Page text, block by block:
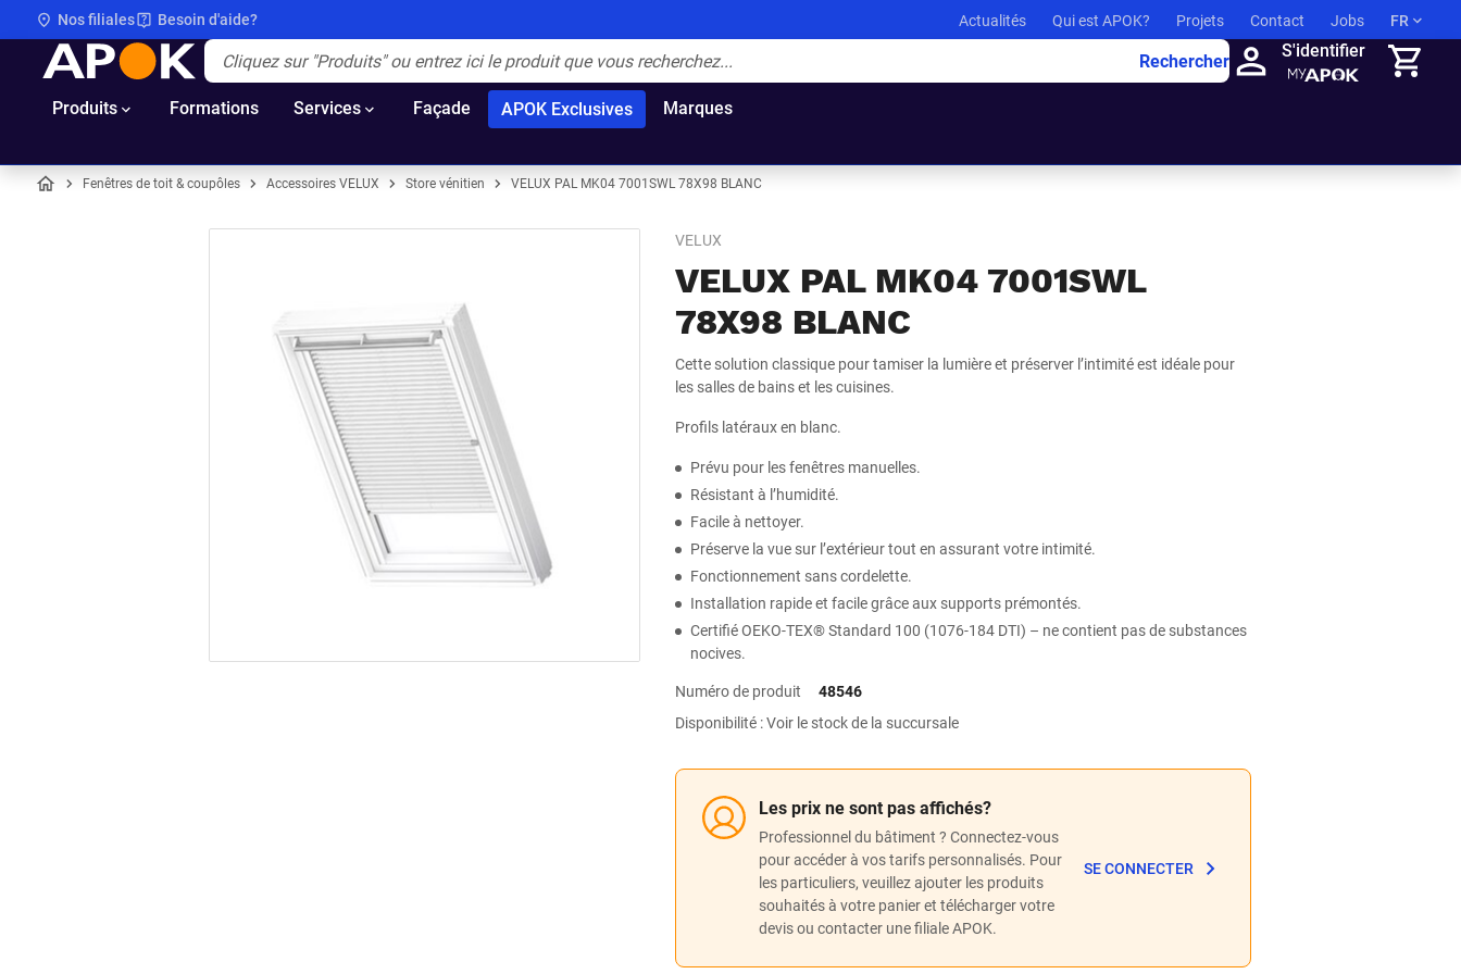
Nos filiales Besoin d'aide? Actualités Qui est APOK? Projets Contact Jobs FR
APOK Rechercher
S'identifier
Produits Formations Services Façade APOK Exclusives Marques
Fenêtres de toit & coupôles Accessoires VELUX Store vénitien VELUX PAL MK04 7001SWL 78X98 BLANC
VELUX
VELUX PAL MK04 7001SWL
78X98 BLANC
Cette solution classique pour tamiser la lumière et préserver l’intimité est idéale pour
les salles de bains et les cuisines.
Profils latéraux en blanc.
Prévu pour les fenêtres manuelles.
Résistant à l’humidité.
Facile à nettoyer.
Préserve la vue sur l’extérieur tout en assurant votre intimité.
Fonctionnement sans cordelette.
Installation rapide et facile grâce aux supports prémontés.
Certifié OEKO-TEX® Standard 100 (1076-184 DTI) – ne contient pas de substances
nocives.
Numéro de produit
48546
Disponibilité : Voir le stock de la succursale
Les prix ne sont pas affichés?
Professionnel du bâtiment ? Connectez-vous
pour accéder à vos tarifs personnalisés. Pour
les particuliers, veuillez ajouter les produits
souhaités à votre panier et télécharger votre
devis ou contacter une filiale APOK.
SE CONNECTER